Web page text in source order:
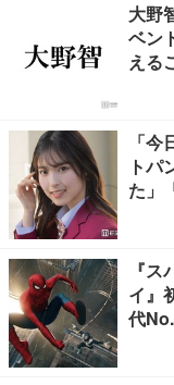
大野
ベン
える
「
トパ
た」
『
イ』
代